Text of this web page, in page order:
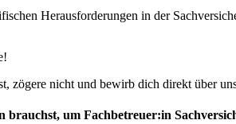
Herausforderungen in der
zögere nicht und bewirb dich direkt über
brauchst, um Fachbetreuer:in